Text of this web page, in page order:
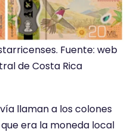
Fuente: web
de Costa Rica
llaman a los colones
era la moneda local